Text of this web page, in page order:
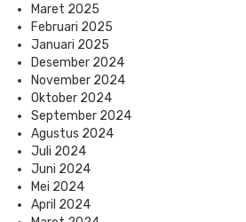
Maret 2025
Februari 2025
Januari 2025
Desember 2024
November 2024
Oktober 2024
September 2024
Agustus 2024
Juli 2024
Juni 2024
Mei 2024
April 2024